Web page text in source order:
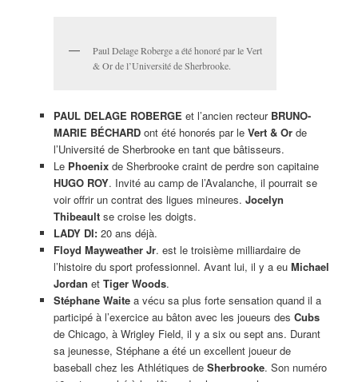
Paul Delage Roberge a été honoré par le Vert
& Or de l’Université de Sherbrooke.
PAUL DELAGE ROBERGE et l’ancien recteur BRUNO-
MARIE BÉCHARD ont été honorés par le Vert & Orde
l’Université de Sherbrooke en tant que bâtisseurs.
Le Phoenixde Sherbrooke craint de perdre son capitaine
HUGO ROY. Invité au camp de l’Avalanche, il pourrait se
voir offrir un contrat des ligues mineures. Jocelyn
Thibeaultse croise les doigts.
LADY DI: 20 ans déjà.
Floyd Mayweather Jr. est le troisième milliardaire de
l’histoire du sport professionnel. Avant lui, il y a eu Michael
Jordan et Tiger Woods.
Stéphane Waitea vécu sa plus forte sensation quand il a
participé à l’exercice au bâton avec les joueurs des Cubs
de Chicago, à Wrigley Field, il y a six ou sept ans. Durant
sa jeunesse, Stéphane a été un excellent joueur de
baseball chez les Athlétiques de Sherbrooke. Son numéro